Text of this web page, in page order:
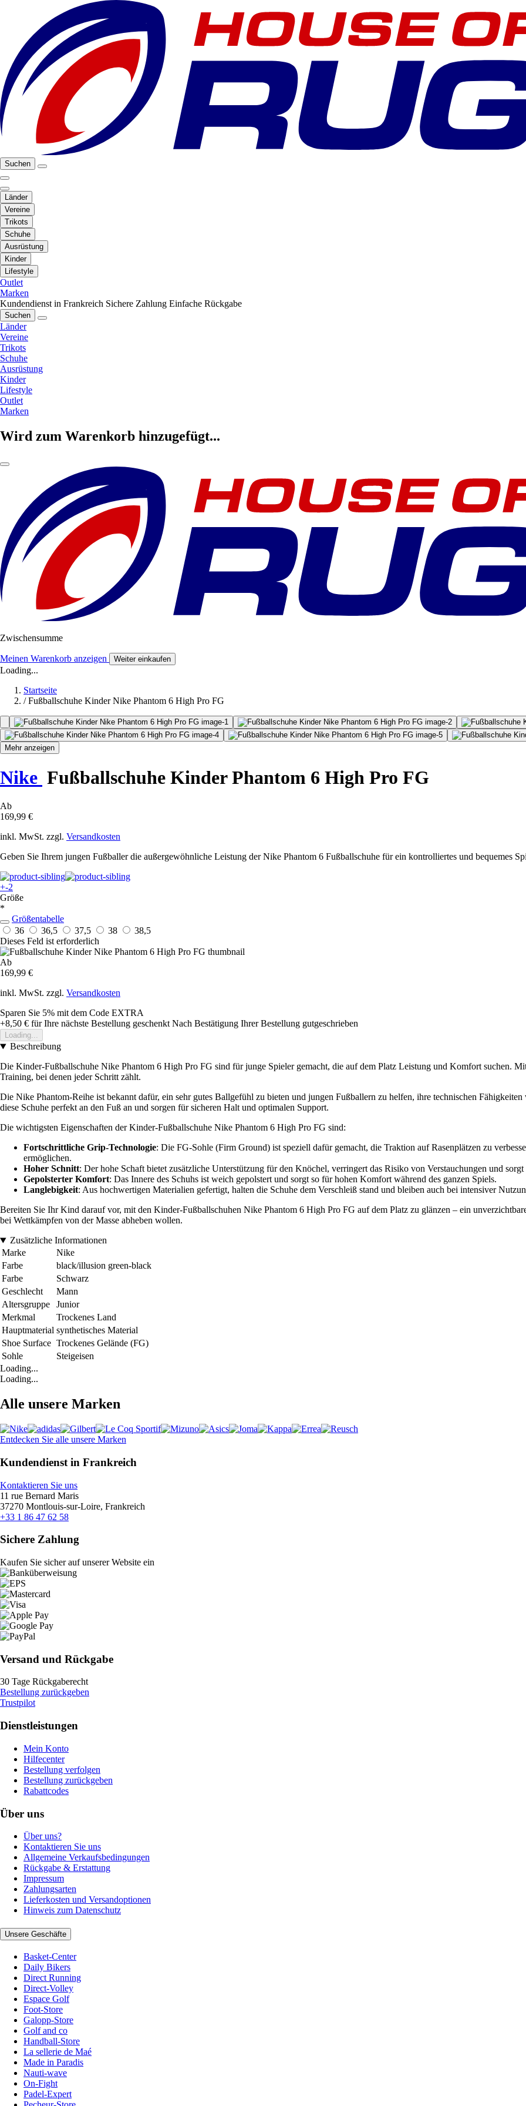
Suchen
Länder
Vereine
Trikots
Schuhe
Ausrüstung
Kinder
Lifestyle
Outlet
Marken
Kundendienst in Frankreich Sichere Zahlung Einfache Rückgabe
Suchen
Länder
Vereine
Trikots
Schuhe
Ausrüstung
Kinder
Lifestyle
Outlet
Marken
Wird zum Warenkorb hinzugefügt...
Zwischensumme
Meinen Warenkorb anzeigen Weiter einkaufen
Loading...
Startseite
/ Fußballschuhe Kinder Nike Phantom 6 High Pro FG
Mehr anzeigen
Nike Fußballschuhe Kinder Phantom 6 High Pro FG
Ab
169,99 €
inkl. MwSt. zzgl. Versandkosten
Geben Sie Ihrem jungen Fußballer die außergewöhnliche Leistung der Nike Phantom 6 Fußballschuhe für ein kontrolliertes und bequemes
+-2
Größe
*
Größentabelle
36
36,5 37,5 38
38,5
Dieses Feld ist erforderlich
Ab
169,99 €
inkl. MwSt. zzgl. Versandkosten
Sparen Sie 5% mit dem Code EXTRA
+8,50 € für Ihre nächste Bestellung geschenkt Nach Bestätigung Ihrer Bestellung gutgeschrieben
Loading...
Beschreibung
Die Kinder-Fußballschuhe Nike Phantom 6 High Pro FG sind für junge Spieler gemacht, die auf dem Platz Leistung und Komfort suchen.
Training, bei denen jeder Schritt zählt.
Die Nike Phantom-Reihe ist bekannt dafür, ein sehr gutes Ballgefühl zu bieten und jungen Fußballern zu helfen, ihre technischen
diese Schuhe perfekt an den Fuß an und sorgen für sicheren Halt und optimalen Support.
Die wichtigsten Eigenschaften der Kinder-Fußballschuhe Nike Phantom 6 High Pro FG sind:
Fortschrittliche Grip-Technologie: Die FG-Sohle (Firm Ground) ist speziell dafür gemacht, die Traktion auf Rasenplätzen zu
ermöglichen.
Hoher Schnitt: Der hohe Schaft bietet zusätzliche Unterstützung für den Knöchel, verringert das Risiko von Verstauchungen und
Gepolsterter Komfort: Das Innere des Schuhs ist weich gepolstert und sorgt so für hohen Komfort während des ganzen Spiels.
Langlebigkeit: Aus hochwertigen Materialien gefertigt, halten die Schuhe dem Verschleiß stand und bleiben auch bei intensiver
Bereiten Sie Ihr Kind darauf vor, mit den Kinder-Fußballschuhen Nike Phantom 6 High Pro FG auf dem Platz zu glänzen – ein
bei Wettkämpfen von der Masse abheben wollen.
Zusätzliche Informationen
Marke
Nike
Farbe
black/illusion green-black
Farbe
Schwarz
Geschlecht
Mann
Altersgruppe
Junior
Merkmal
Trockenes Land
Hauptmaterial synthetisches Material
Shoe Surface Trockenes Gelände (FG)
Sohle
Steigeisen
Loading...
Loading...
Alle unsere Marken
Entdecken Sie alle unsere Marken
Kundendienst in Frankreich
Kontaktieren Sie uns
11 rue Bernard Maris
37270 Montlouis-sur-Loire, Frankreich
+33 1 86 47 62 58
Sichere Zahlung
Kaufen Sie sicher auf unserer Website ein
Versand und Rückgabe
30 Tage Rückgaberecht
Bestellung zurückgeben
Trustpilot
Dienstleistungen
Mein Konto
Hilfecenter
Bestellung verfolgen
Bestellung zurückgeben
Rabattcodes
Über uns
Über uns?
Kontaktieren Sie uns
Allgemeine Verkaufsbedingungen
Rückgabe & Erstattung
Impressum
Zahlungsarten
Lieferkosten und Versandoptionen
Hinweis zum Datenschutz
Unsere Geschäfte
Basket-Center
Daily Bikers
Direct Running
Direct-Volley
Espace Golf
Foot-Store
Galopp-Store
Golf and co
Handball-Store
La sellerie de Maé
Made in Paradis
Nauti-wave
On-Fight
Padel-Expert